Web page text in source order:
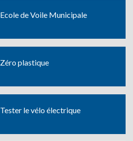
Ecole de Voile Municipale
Zéro plastique
Tester le vélo électrique